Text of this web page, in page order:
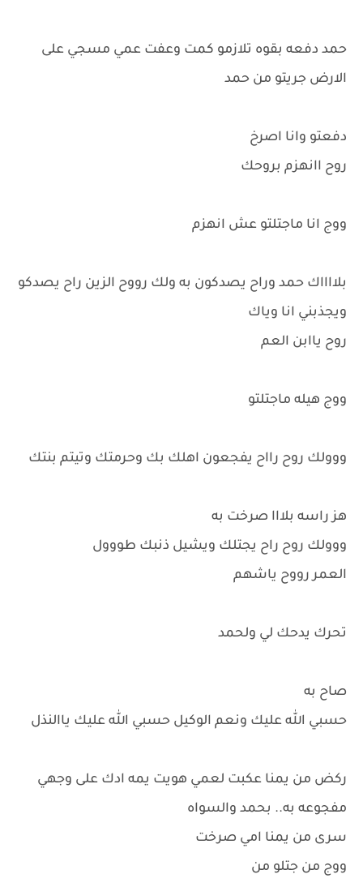
حمد دفعه بقوه تلازمو كمت وعفت عمي مسجي على
الارض جريتو من حمد
دفعتو وانا اصرخ
روح اانهزم بروحك
ووج انا ماجتلتو عش انهزم
بلااااك حمد وراح يصدكون به ولك رووح الزين راح يصدكو
ويجذبني انا وياك
روح ياابن العم
ووج هيله ماجتلتو
ووولك روح رااح يفجعون اهلك بك وحرمتك وتيتم بنتك
هز راسه بلااا صرخت به
ووولك روح راح يجتلك ويشيل ذنبك طووول
العمر رووح ياشهم
تحرك يدحك لي ولحمد
صاح به
حسبي الله عليك ونعم الوكيل حسبي الله عليك ياالنذل
ركض من يمنا عكبت لعمي هويت يمه ادك على وجهي
مفجوعه به.. بحمد والسواه
سرى من يمنا امي صرخت
ووج من جتلو من